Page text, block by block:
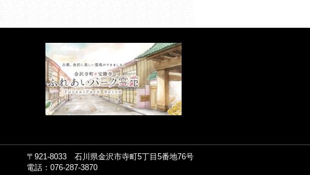
〒921-8033 石川県金沢市寺町5丁目5番地76号
電話：076-287-3870